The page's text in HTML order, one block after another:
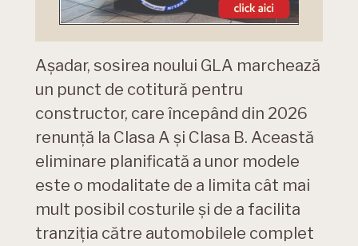
Așadar, sosirea noului GLA marchează
un punct de cotitură pentru
constructor, care începând din 2026
renunță la Clasa A și Clasa B. Această
eliminare planificată a unor modele
este o modalitate de a limita cât mai
mult posibil costurile și de a facilita
tranziția către automobilele complet